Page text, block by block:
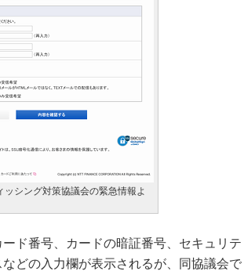
シング対策協議会の緊急情報よ
ド番号、カードの暗証番号、セキュリテ
どの入力欄が表示されるが、同協議会で